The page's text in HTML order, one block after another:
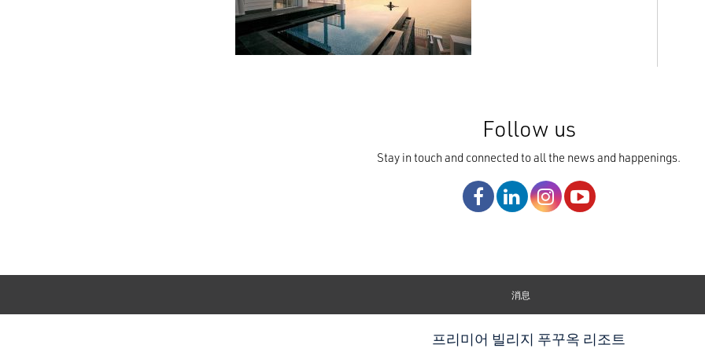
Follow us
Stay in touch and connected to all the news and happenings.
消息
프리미어 빌리지 푸꾸옥 리조트